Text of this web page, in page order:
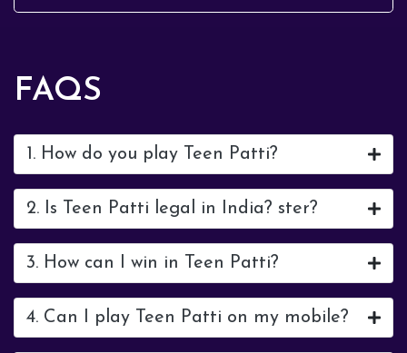
FAQS
1. How do you play Teen Patti?
2. Is Teen Patti legal in India? ster?
3. How can I win in Teen Patti?
4. Can I play Teen Patti on my mobile?